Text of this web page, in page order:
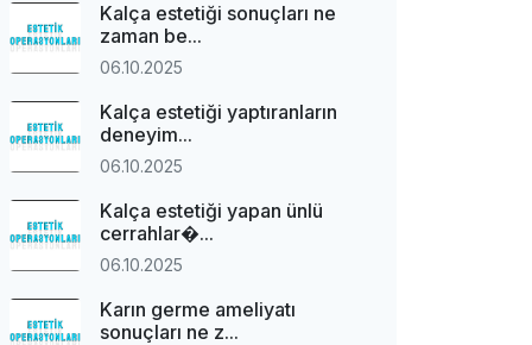
Kalça estetiği sonuçları ne
zaman be...
06.10.2025
Kalça estetiği yaptıranların
deneyim...
06.10.2025
Kalça estetiği yapan ünlü
cerrahlar�...
06.10.2025
Karın germe ameliyatı
sonuçları ne z...